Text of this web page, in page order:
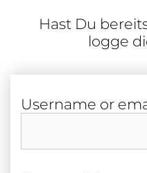
Hast Du
logge
User­name or